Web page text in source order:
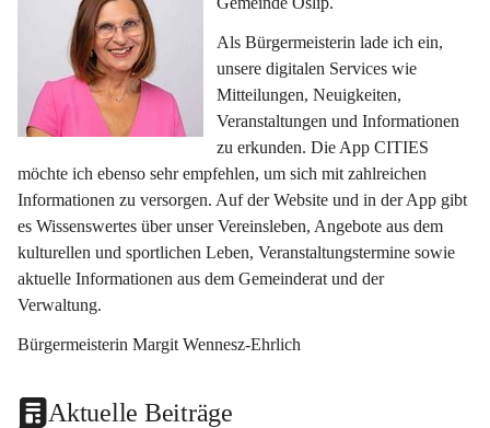
Als Bürgermeisterin lade ich ein,
unsere digitalen Services wie
Mitteilungen, Neuigkeiten,
Veranstaltungen und Informationen
zu erkunden. Die App CITIES
möchte ich ebenso sehr empfehlen, um sich mit zahlreichen
Informationen zu versorgen. Auf der Website und in der App gibt
es Wissenswertes über unser Vereinsleben, Angebote aus dem
kulturellen und sportlichen Leben, Veranstaltungstermine sowie
aktuelle Informationen aus dem Gemeinderat und der
Verwaltung.
Bürgermeisterin Margit Wennesz-Ehrlich
Aktuelle Beiträge